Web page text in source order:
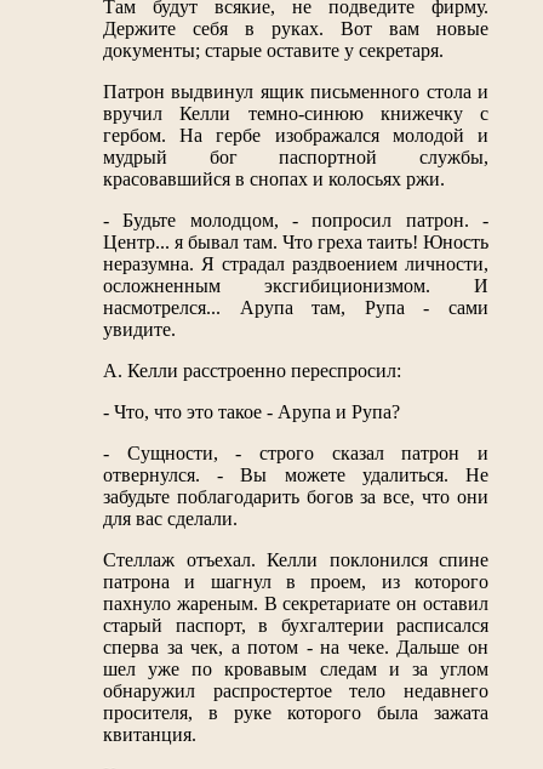
Там будут всякие, не подведите фирму.
Держите себя в руках. Вот вам новые
документы; старые оставите у секретаря.
Патрон выдвинул ящик письменного стола и
вручил Келли темно-синюю книжечку с
гербом. На гербе изображался молодой и
мудрый бог паспортной службы,
красовавшийся в снопах и колосьях ржи.
- Будьте молодцом, - попросил патрон. -
Центр... я бывал там. Что греха таить! Юность
неразумна. Я страдал раздвоением личности,
осложненным эксгибиционизмом. И
насмотрелся... Арупа там, Рупа - сами
увидите.
А. Келли расстроенно переспросил:
- Что, что это такое - Арупа и Рупа?
- Сущности, - строго сказал патрон и
отвернулся. - Вы можете удалиться. Не
забудьте поблагодарить богов за все, что они
для вас сделали.
Стеллаж отъехал. Келли поклонился спине
патрона и шагнул в проем, из которого
пахнуло жареным. В секретариате он оставил
старый паспорт, в бухгалтерии расписался
сперва за чек, а потом - на чеке. Дальше он
шел уже по кровавым следам и за углом
обнаружил распростертое тело недавнего
просителя, в руке которого была зажата
квитанция.